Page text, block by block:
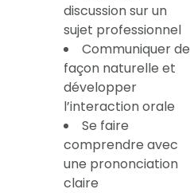
discussion sur un
sujet professionnel
Communiquer de
façon naturelle et
développer
l’interaction orale
Se faire
comprendre avec
une prononciation
claire